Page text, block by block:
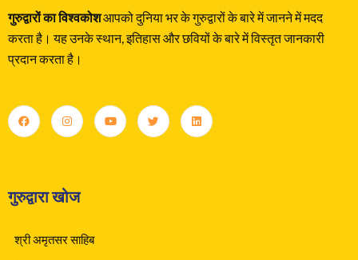
गुरुद्वारों का विश्वकोशआपको दुनिया भर के गुरुद्वारों के बारे में जानने में मदद
करता है। यह उनके स्थान, इतिहास और छवियों के बारे में विस्तृत जानकारी
प्रदान करता है।
गुरुद्वारा खोज
श्री अमृतसर साहिब